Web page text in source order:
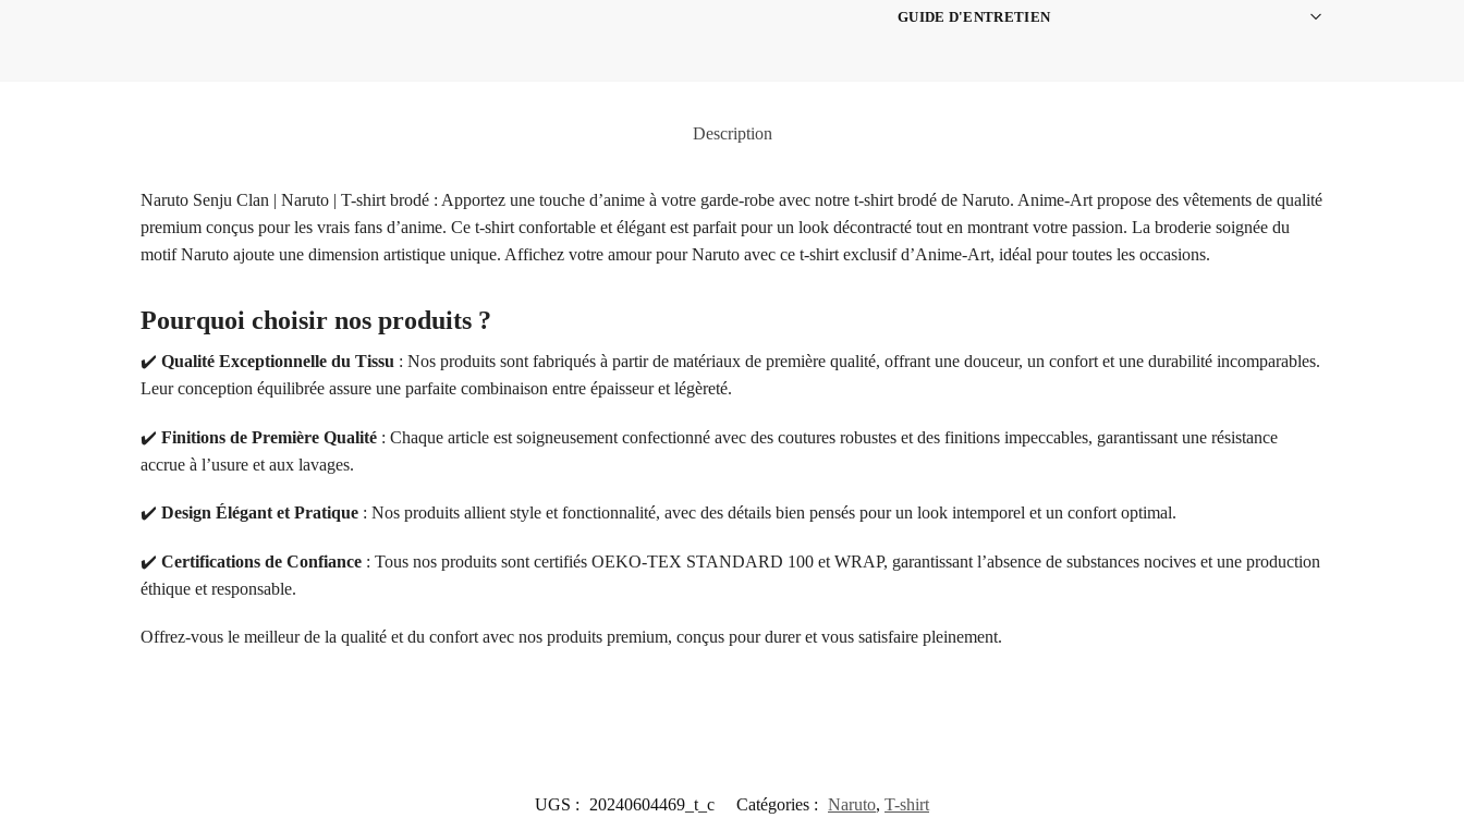
GUIDE D'ENTRETIEN
Description
Naruto Senju Clan | Naruto | T-shirt brodé : Apportez une touche d’anime à votre garde-robe avec notre t-shirt brodé de Naruto. Anime-Art propose des vêtements de qualité
premium conçus pour les vrais fans d’anime. Ce t-shirt confortable et élégant est parfait pour un look décontracté tout en montrant votre passion. La broderie soignée du
motif Naruto ajoute une dimension artistique unique. Affichez votre amour pour Naruto avec ce t-shirt exclusif d’Anime-Art, idéal pour toutes les occasions.
Pourquoi choisir nos produits ?
✔️ Qualité Exceptionnelle du Tissu : Nos produits sont fabriqués à partir de matériaux de première qualité, offrant une douceur, un confort et une durabilité incomparables.
Leur conception équilibrée assure une parfaite combinaison entre épaisseur et légèreté.
✔️ Finitions de Première Qualité: Chaque article est soigneusement confectionné avec des coutures robustes et des finitions impeccables, garantissant une résistance
accrue à l’usure et aux lavages.
✔️ Design Élégant et Pratique: Nos produits allient style et fonctionnalité, avec des détails bien pensés pour un look intemporel et un confort optimal.
✔️ Certifications de Confiance: Tous nos produits sont certifiés OEKO-TEX STANDARD 100 et WRAP, garantissant l’absence de substances nocives et une production
éthique et responsable.
Offrez-vous le meilleur de la qualité et du confort avec nos produits premium, conçus pour durer et vous satisfaire pleinement.
UGS : 20240604469_t_c Catégories : Naruto, T-shirt